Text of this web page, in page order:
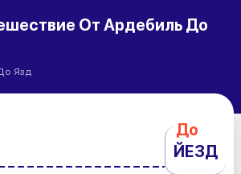
От Ардебиль До
Язд
До
ЙЕЗД